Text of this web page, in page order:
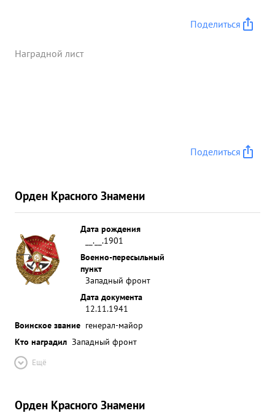
Поделиться
Наградной лист
Поделиться
Орден Красного Знамени
Дата рождения
__.__.1901
Военно-пересыльный
пункт
Западный фронт
Дата документа
12.11.1941
Воинское звание генерал-майор
Кто наградил Западный фронт
Ещё
Орден Красного Знамени